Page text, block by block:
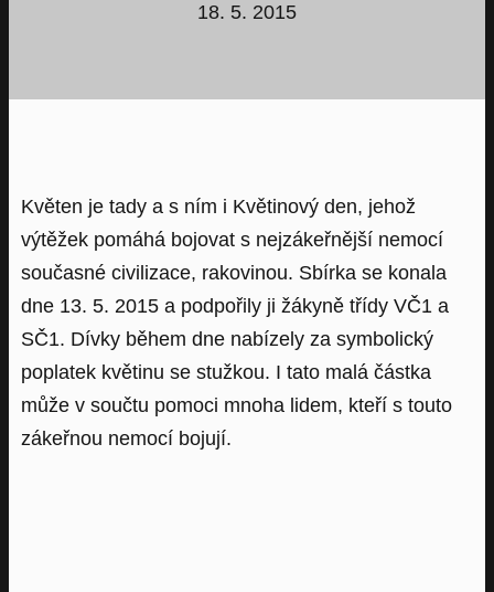
18. 5. 2015
Květen je tady a s ním i Květinový den, jehož
výtěžek pomáhá bojovat s nejzákeřnější nemocí
současné civilizace, rakovinou. Sbírka se konala
dne 13. 5. 2015 a podpořily ji žákyně třídy VČ1 a
SČ1. Dívky během dne nabízely za symbolický
poplatek květinu se stužkou. I tato malá částka
může v součtu pomoci mnoha lidem, kteří s touto
zákeřnou nemocí bojují.